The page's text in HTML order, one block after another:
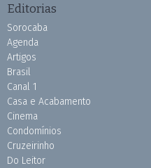
Editorias
Sorocaba
Agenda
Artigos
Brasil
Canal 1
Casa e Acabamento
Cinema
Condomínios
Cruzeirinho
Do Leitor